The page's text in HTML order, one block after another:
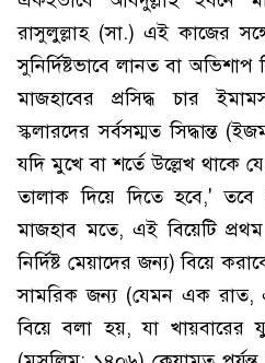
রাসুলুল্লাহ (সা.) এই কাজের
সুনির্দিষ্টভাবে লানত বা
মাজহাবের প্রসিদ্ধ চার
স্কলারদের সর্বসম্মত সিদ্ধান্ত
যদি মুখে বা শর্তে উল্লেখ থাকে
তালাক দিয়ে দিতে হবে,' তবে
মাজহাব মতে, এই বিয়েটি
নির্দিষ্ট মেয়াদের জন্য) বিয়ে
সামরিক জন্য (যেমন এক রাত,
বিয়ে বলা হয়, যা খায়বারের